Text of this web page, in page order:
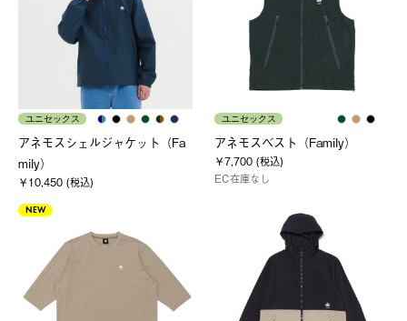
ユニセックス
アネモスシェルジャケット（Fa
mily）
￥10,450 (税込)
ユニセックス
アネモスベスト（Family）
￥7,700 (税込)
EC在庫なし
NEW